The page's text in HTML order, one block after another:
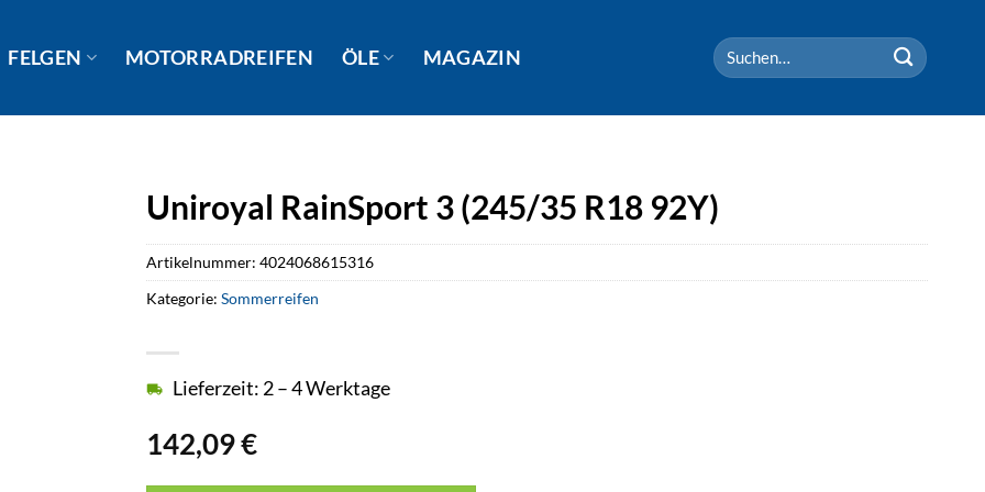
FELGEN MOTORRADREIFEN ÖLE MAGAZIN
Suchen
nach:
Uniroyal RainSport 3 (245/35 R18 92Y)
142,09€
Lieferzeit: 2 – 4 Werktage
Artikelnummer:4024068615316
Kategorie:Sommerreifen